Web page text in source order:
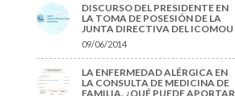
DISCURSO DEL PRESIDENTE EN
LA TOMA DE POSESIÓN DE LA
JUNTA DIRECTIVA DEL ICOMOU
09/06/2014
LA ENFERMEDAD ALÉRGICA EN
LA CONSULTA DE MEDICINA DE
FAMILIA. ¿QUÉ PUEDE APORTAR